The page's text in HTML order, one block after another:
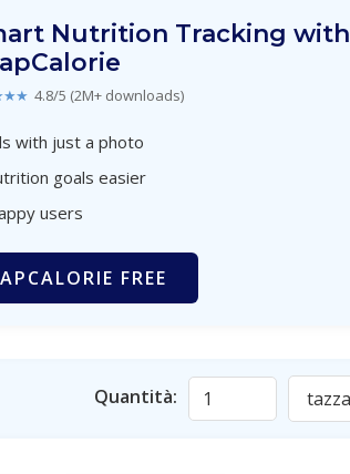
Nutrition Tracking with
4.8/5 (2M+ downloads)
with just a photo
goals easier
users
FREE
Quantità: